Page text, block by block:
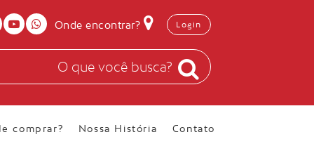
Onde encontrar? Login
comprar? Nossa História Contato